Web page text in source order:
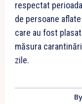
respectat
de persoane
care au fost
măsura
zile.
By